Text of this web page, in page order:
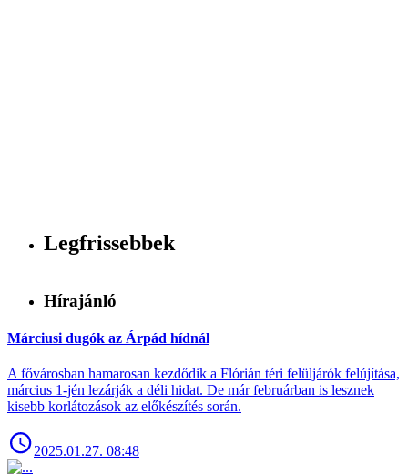
Legfrissebbek
Hírajánló
Márciusi dugók az Árpád hídnál
A fővárosban hamarosan kezdődik a Flórián téri felüljárók felújítása,
március 1-jén lezárják a déli hidat. De már februárban is lesznek
kisebb korlátozások az előkészítés során.
2025.01.27. 08:48